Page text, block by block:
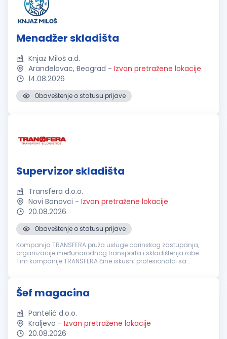
Menadžer skladišta
Knjaz Miloš a.d.
Aranđelovac, Beograd - Izvan pretražene lokacije
14.08.2026
Obaveštenje o statusu prijave
Supervizor skladišta
Transfera d.o.o.
Novi Banovci - Izvan pretražene lokacije
20.08.2026
Obaveštenje o statusu prijave
Kompanija TRANSFERA pruža usluge carinskog zastupanja,
organizacije međunarodnog transporta i skladištenja robe.
Tim kompanije TRANSFERA čine iskusni profesionalci sa
Šef magacina
Pantelić d.o.o.
Kraljevo - Izvan pretražene lokacije
20.08.2026